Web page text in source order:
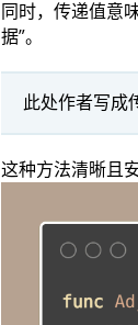
同时，传递值意
据”。
此处作者写成
这种方法清晰且安